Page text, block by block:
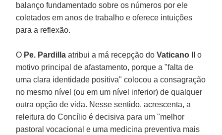
balanço fundamentado sobre os números por ele
coletados em anos de trabalho e oferece intuições
para a reflexão.
O Pe. Pardilla atribui a má recepção doVaticano II
o
motivo principal de afastamento, porque a "falta de
uma clara identidade positiva" colocou a consagração
no mesmo nível (ou em um nível inferior) de qualquer
outra opção de vida. Nesse sentido, acrescenta, a
releitura do Concílio é decisiva para um "melhor
pastoral vocacional e uma medicina preventiva mais